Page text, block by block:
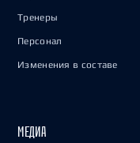
Тренеры
Персонал
Изменения в составе
МЕДИА